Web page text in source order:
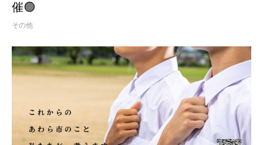
催🟢
その他